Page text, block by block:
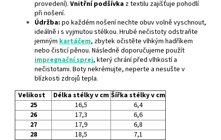
provedení). Vnitřní podšívka z textilu zajišťuje pohodlí
při nošení.
Údržba: po každém nošení nechte obuv volně vyschnout,
ideálně i s vyjmutou stélkou. Hrubé nečistoty odstraňte
jemným kartáčem, zbytek očistěte vlhkým hadříkem
nebo čisticí pěnou. Následně doporučujeme použít
impregnační sprej, který chrání před vlhkostí a
nečistotami. Boty nekrémujte, neperte a nesušte v
blízkosti zdrojů tepla.
Velikost
Délka stélky v cm Šířka stélky v cm
25
16,5
6,4
26
17,3
6,6
27
17,9
6,8
28
18,5
7,1